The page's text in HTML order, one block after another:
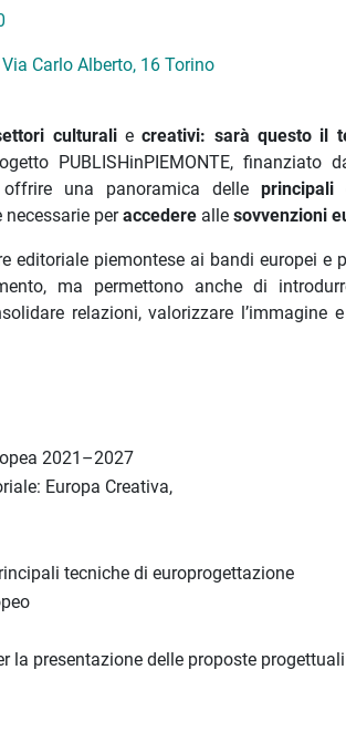
Carlo Alberto, 16 Torino
culturaliecreativi: sarà questo il
PUBLISHinPIEMONTE, finanziato
offrire una panoramica delleprincipali
necessarie peraccedere alle sovvenzioni
editoriale piemontese ai bandi europei e
ma permettono anche di
relazioni, valorizzare l’immagine
2021–2027
Europa Creativa,
tecniche di europrogettazione
la presentazione delle proposte progettuali